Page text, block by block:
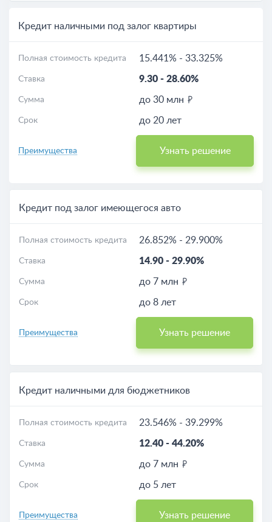
Кредит наличными под залог квартиры
Полная стоимость кредита 15.441% - 33.325%
Ставка 9.30 - 28.60%
Сумма до 30 млн
Срок до 20 лет
Преимущества Узнать решение
Кредит под залог имеющегося авто
Полная стоимость кредита 26.852% - 29.900%
Ставка 14.90 - 29.90%
Сумма до 7 млн
Срок до 8 лет
Преимущества Узнать решение
Кредит наличными для бюджетников
Полная стоимость кредита 23.546% - 39.299%
Ставка 12.40 - 44.20%
Сумма до 7 млн
Срок до 5 лет
Преимущества Узнать решение